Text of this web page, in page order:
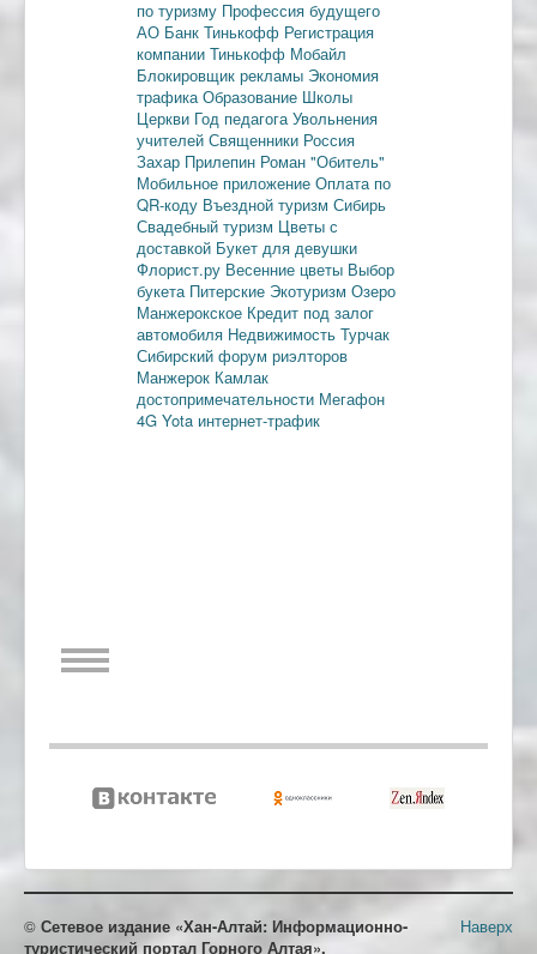
по туризму Профессия будущего
АО Банк Тинькофф Регистрация
компании Тинькофф Мобайл
Блокировщик рекламы Экономия
трафикаОбразование Школы
Церкви Год педагогаУвольнения
учителей Священники Россия
Захар Прилепин Роман "Обитель"
Мобильное приложение Оплата по
QR-коду Въездной туризм Сибирь
Свадебный туризм Цветы с
доставкой Букет для девушки
Флорист.ру Весенние цветы Выбор
букета Питерские Экотуризм Озеро
Манжерокское Кредит под залог
автомобиля Недвижимость Турчак
Сибирский форум риэлторов
Манжерок Камлак
достопримечательности Мегафон
4G Yota интернет-трафик
Наверх
© Сетевое издание «Хан-Алтай: Информационно-
туристический портал Горного Алтая».